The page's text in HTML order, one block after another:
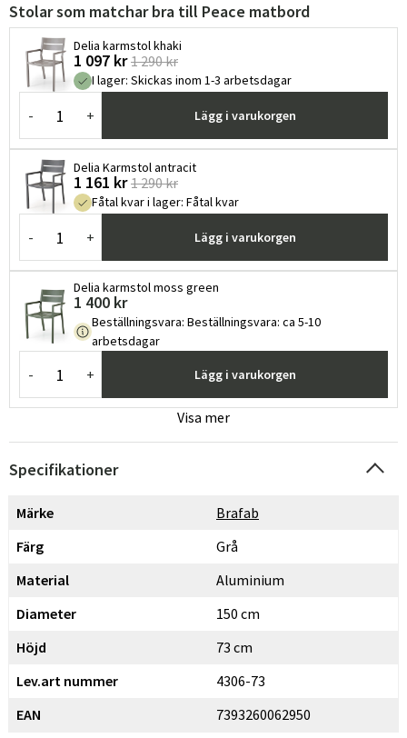
Stolar som matchar bra till Peace matbord
Delia karmstol khaki
1 097 kr 1 290 kr
I lager: Skickas inom 1-3 arbetsdagar
- + Lägg i varukorgen
Delia Karmstol antracit
1 161 kr 1 290 kr
Fåtal kvar i lager: Fåtal kvar
- + Lägg i varukorgen
Delia karmstol moss green
1 400 kr
Beställningsvara: Beställningsvara: ca 5-10
arbetsdagar
- + Lägg i varukorgen
Visa mer
Specifikationer
Märke
Brafab
Färg
Grå
Material
Aluminium
Diameter
150 cm
Höjd
73 cm
Lev.art nummer
4306-73
EAN
7393260062950